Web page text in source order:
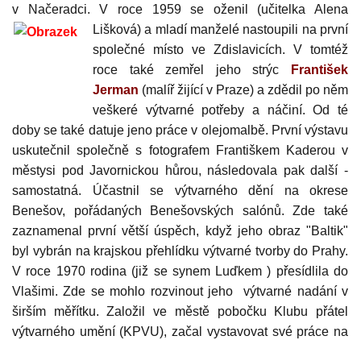
v Načeradci. V roce 1959 se oženil (učitelka Alena
Lišková) a mladí manže lé nastoupili na první
společné místo ve Zdislavicích. V tomtéž
roce také zemřel jeho strýc
František
Jerman (malíř žijící v Praze) a zdědil po něm
veškeré výtvarné potřeby a náčiní. Od té
doby se také datuje jeno práce v olejomalbě. První výstavu
uskutečnil společně s fotografem Františkem Kaderou v
městysi pod Javornickou hůrou, následovala pak další -
samostatná. Účastnil se výtvarného dění na okrese
Benešov, pořádaných Benešovských salónů. Zde také
zaznamenal první větší úspěch, když jeho obraz "Baltik"
byl vybrán na krajskou přehlídku výtvarné tvorby do Prahy.
V roce 1970 rodina (již se synem Luďkem ) přesídlila do
Vlašimi. Zde se mohlo rozvinout jeho
výtvarné nadání v
širším měřítku. Založil ve městě pobočku Klubu přátel
výtvarného umění (KPVU), začal vystavovat své práce na